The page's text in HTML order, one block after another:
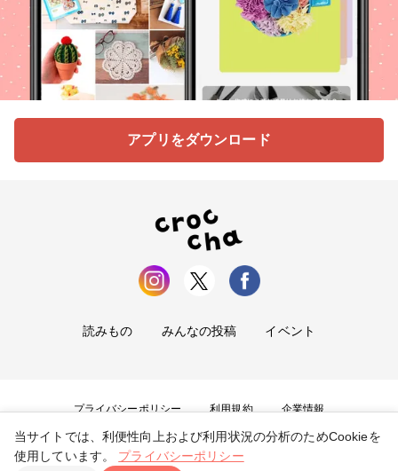
アプリをダウンロード
読みもの みんなの投稿 イベント
プライバシーポリシー 利用規約 企業情報
お問い合わせ
当サイトでは、利便性向上および利用状況の分析のためCookieを
使用しています。
プライバシーポリシー